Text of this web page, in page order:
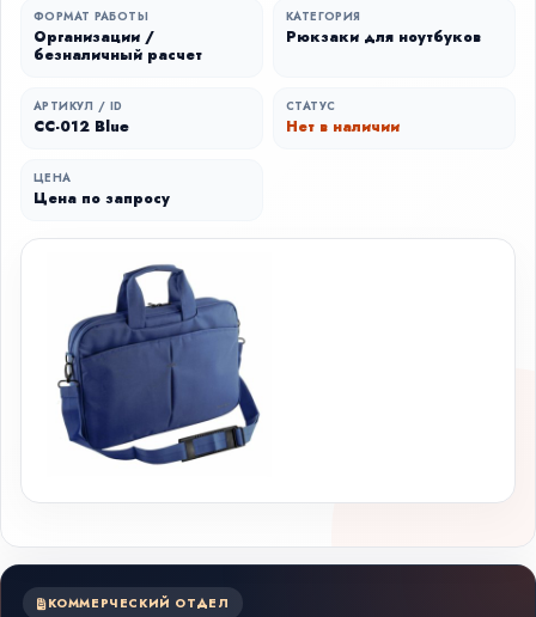
ФОРМАТ РАБОТЫ
Организации /
безналичный расчет
КАТЕГОРИЯ
Рюкзаки для ноутбуков
АРТИКУЛ / ID
CC-012 Blue
СТАТУС
Нет в наличии
ЦЕНА
Цена по запросу
КОММЕРЧЕСКИЙ ОТДЕЛ